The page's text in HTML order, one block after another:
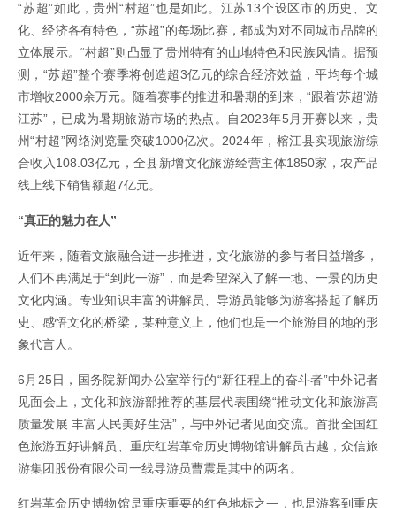
“苏超”如此，贵州“村超”也是如此。江苏13个设区市的历史、文
化、经济各有特色，“苏超”的每场比赛，都成为对不同城市品牌的
立体展示。“村超”则凸显了贵州特有的山地特色和民族风情。据预
测，“苏超”整个赛季将创造超3亿元的综合经济效益，平均每个城
市增收2000余万元。随着赛事的推进和暑期的到来，“跟着‘苏超’游
江苏”，已成为暑期旅游市场的热点。自2023年5月开赛以来，贵
州“村超”网络浏览量突破1000亿次。2024年，榕江县实现旅游综
合收入108.03亿元，全县新增文化旅游经营主体1850家，农产品
线上线下销售额超7亿元。
“真正的魅力在人”
近年来，随着文旅融合进一步推进，文化旅游的参与者日益增多，
人们不再满足于“到此一游”，而是希望深入了解一地、一景的历史
文化内涵。专业知识丰富的讲解员、导游员能够为游客搭起了解历
史、感悟文化的桥梁，某种意义上，他们也是一个旅游目的地的形
象代言人。
6月25日，国务院新闻办公室举行的“新征程上的奋斗者”中外记者
见面会上，文化和旅游部推荐的基层代表围绕“推动文化和旅游高
质量发展 丰富人民美好生活”，与中外记者见面交流。首批全国红
色旅游五好讲解员、重庆红岩革命历史博物馆讲解员古越，众信旅
游集团股份有限公司一线导游员曹震是其中的两名。
红岩革命历史博物馆是重庆重要的红色地标之一，也是游客到重庆